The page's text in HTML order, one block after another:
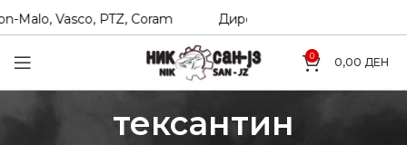
Vasco, PTZ, Coram Директни увозници на
0 0,00 ДЕН
тексантин